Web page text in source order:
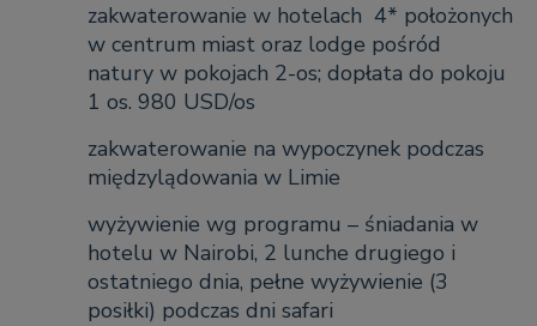
zakwaterowanie w hotelach 4* położonych
w centrum miast oraz lodge pośród
natury w pokojach 2-os; dopłata do pokoju
1 os. 980 USD/os
zakwaterowanie na wypoczynek podczas
międzylądowania w Limie
wyżywienie wg programu – śniadania w
hotelu w Nairobi, 2 lunche drugiego i
ostatniego dnia, pełne wyżywienie (3
posiłki) podczas dni safari